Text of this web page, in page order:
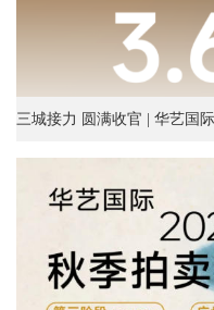
三城接力 圆满收官 | 华艺国